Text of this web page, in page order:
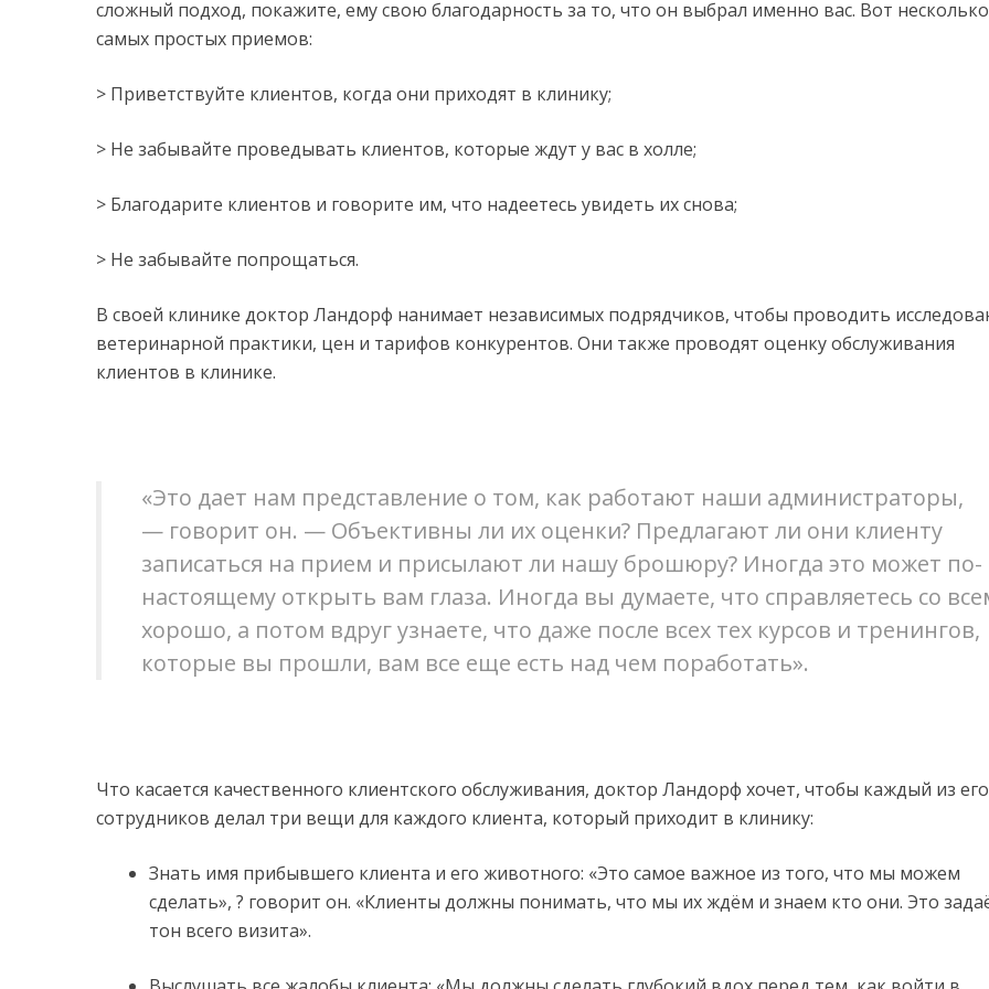
сложный подход, покажите, ему свою благодарность за то, что он выбрал именно вас. Вот несколько
самых простых приемов:
> Приветствуйте клиентов, когда они приходят в клинику;
> Не забывайте проведывать клиентов, которые ждут у вас в холле;
> Благодарите клиентов и говорите им, что надеетесь увидеть их снова;
> Не забывайте попрощаться.
В своей клинике доктор Ландорф нанимает независимых подрядчиков, чтобы проводить
ветеринарной практики, цен и тарифов конкурентов. Они также проводят оценку обслуживания
клиентов в клинике.
«Это дает нам представление о том, как работают наши администраторы,
— говорит он. — Объективны ли их оценки? Предлагают ли они клиенту
записаться на прием и присылают ли нашу брошюру? Иногда это может по-
настоящему открыть вам глаза. Иногда вы думаете, что справляетесь со
хорошо, а потом вдруг узнаете, что даже после всех тех курсов и тренингов,
которые вы прошли, вам все еще есть над чем поработать».
Что касается качественного клиентского обслуживания, доктор Ландорф хочет, чтобы каждый из его
сотрудников делал три вещи для каждого клиента, который приходит в клинику:
Знать имя прибывшего клиента и его животного: «Это самое важное из того, что мы можем
сделать», ? говорит он. «Клиенты должны понимать, что мы их ждём и знаем кто они. Это
тон всего визита».